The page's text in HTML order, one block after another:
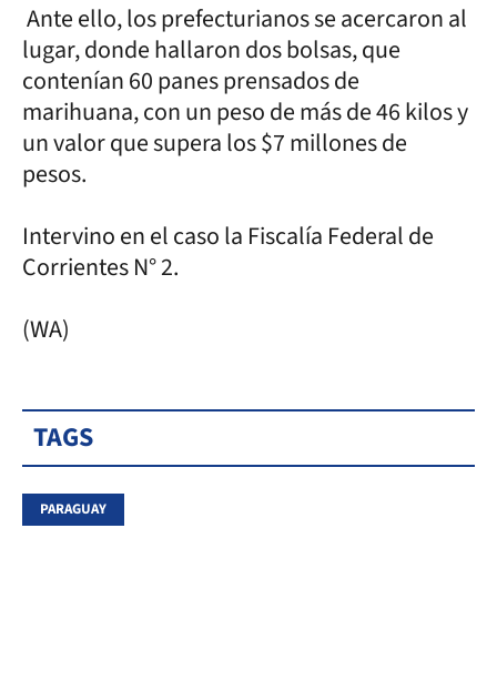
Ante ello, los prefecturianos se acercaron al
lugar, donde hallaron dos bolsas, que
contenían 60 panes prensados de
marihuana, con un peso de más de 46 kilos y
un valor que supera los $7 millones de
pesos.
Intervino en el caso la Fiscalía Federal de
Corrientes N° 2.
(WA)
TAGS
PARAGUAY